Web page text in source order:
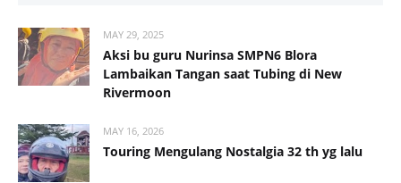
MAY 29, 2025
Aksi bu guru Nurinsa SMPN6 Blora
Lambaikan Tangan saat Tubing di New
Rivermoon
MAY 16, 2026
Touring Mengulang Nostalgia 32 th yg lalu